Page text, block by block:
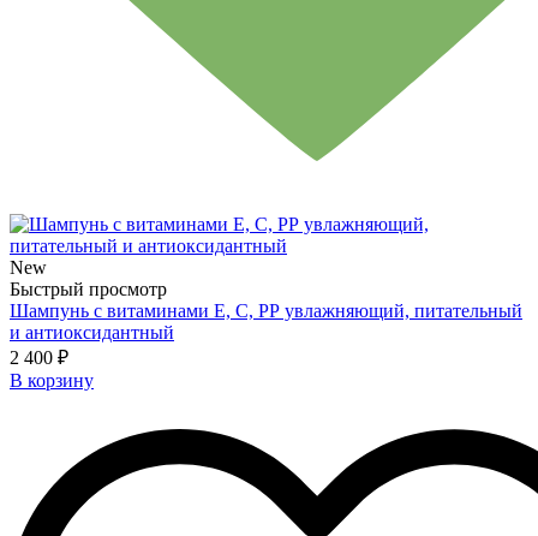
New
Быстрый просмотр
Шампунь с витаминами Е, С, РР увлажняющий, питательный
и антиоксидантный
2 400 ₽
В корзину